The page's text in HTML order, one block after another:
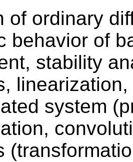
of ordinary
behavior of
stability
system